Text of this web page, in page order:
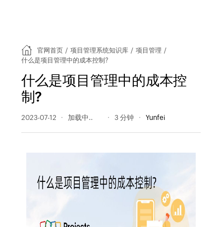
官网首页 / 项目管理系统知识库 / 项目管理 /
什么是项目管理中的成本控制?
什么是项目管理中的成本控
制?
2023-07-12 286 阅读量 3 分钟 Yunfei